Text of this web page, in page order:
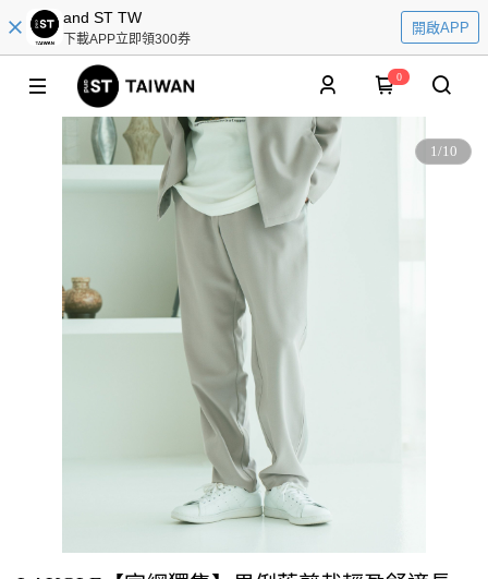
and ST TW
下載APP立即領300券
開啟APP
0
1/10